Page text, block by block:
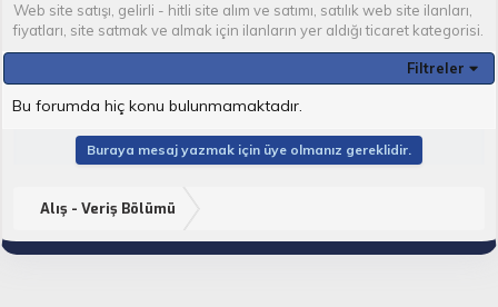
Web site satışı, gelirli - hitli site alım ve satımı, satılık web site ilanları,
fiyatları, site satmak ve almak için ilanların yer aldığı ticaret kategorisi.
Filtreler
Bu forumda hiç konu bulunmamaktadır.
Buraya mesaj yazmak için üye olmanız gereklidir.
Alış - Veriş Bölümü